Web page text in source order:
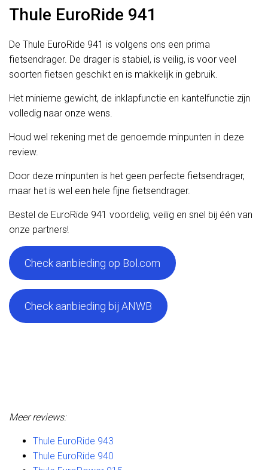
Thule EuroRide 941
De Thule EuroRide 941 is volgens ons een prima
fietsendrager. De drager is stabiel, is veilig, is voor veel
soorten fietsen geschikt en is makkelijk in gebruik.
Het minieme gewicht, de inklapfunctie en kantelfunctie zijn
volledig naar onze wens.
Houd wel rekening met de genoemde minpunten in deze
review.
Door deze minpunten is het geen perfecte fietsendrager,
maar het is wel een hele fijne fietsendrager.
Bestel de EuroRide 941 voordelig, veilig en snel bij één van
onze partners!
Check aanbieding op Bol.com
Check aanbieding bij ANWB
Meer reviews:
Thule EuroRide 943
Thule EuroRide 940